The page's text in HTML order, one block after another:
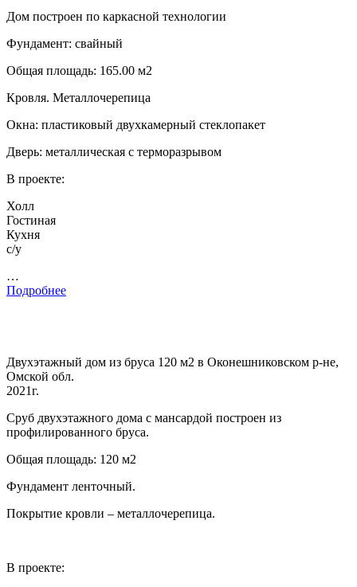
Дом построен по каркасной технологии
Фундамент: свайный
Общая площадь: 165.00 м2
Кровля. Металлочерепица
Окна: пластиковый двухкамерный стеклопакет
Дверь: металлическая с терморазрывом
В проекте:
Холл
Гостиная
Кухня
с/у
…
Подробнее
Двухэтажный дом из бруса 120 м2 в Оконешниковском р-не,
Омской обл.
2021г.
Сруб двухэтажного дома с мансардой построен из
профилированного бруса.
Общая площадь: 120 м2
Фундамент ленточный.
Покрытие кровли – металлочерепица.
В проекте: